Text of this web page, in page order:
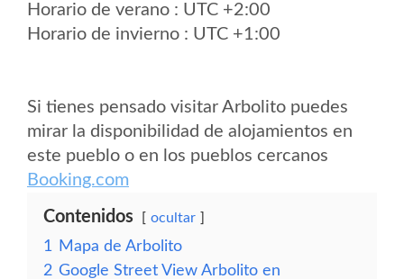
Horario de verano : UTC +2:00
Horario de invierno : UTC +1:00
Si tienes pensado visitar Arbolito puedes
mirar la disponibilidad de alojamientos en
este pueblo o en los pueblos cercanos
Booking.com
Contenidos ocultar
1
Mapa de Arbolito
2 Google Street View Arbolito en